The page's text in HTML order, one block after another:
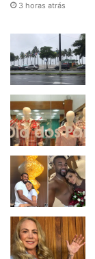
3 horas atrás